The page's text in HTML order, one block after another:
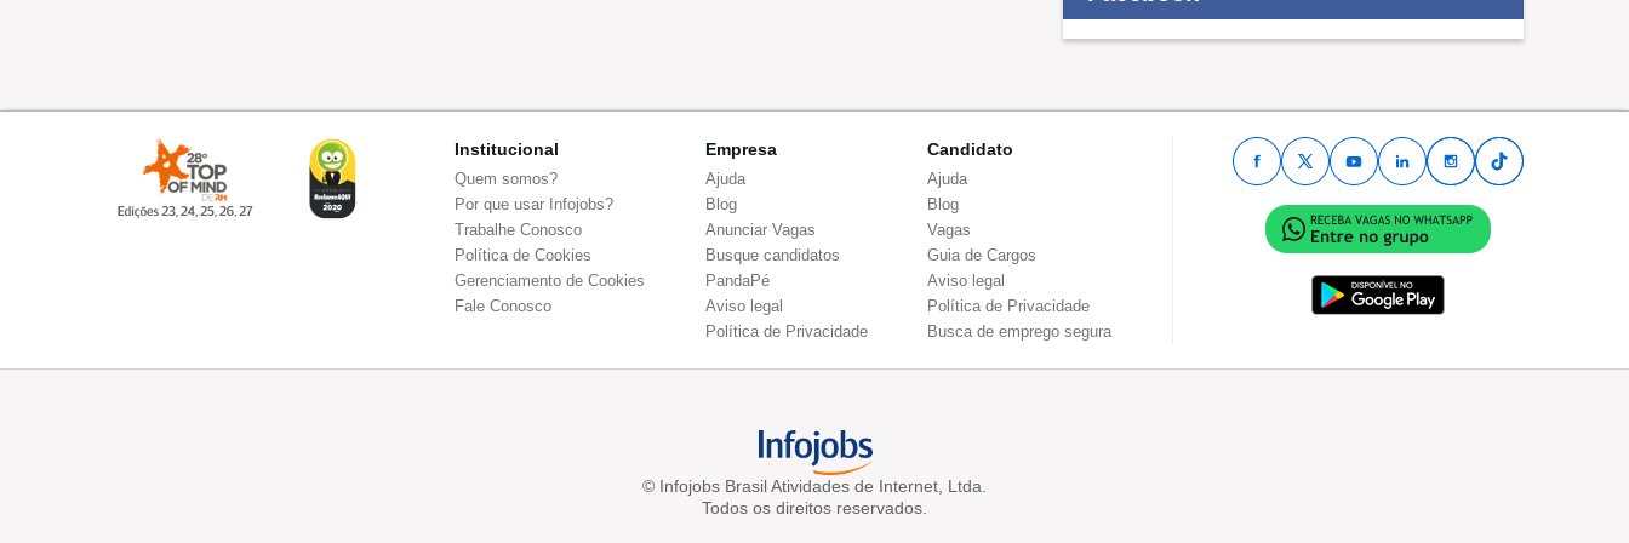
Institucional
Quem somos?
Por que usar Infojobs?
Trabalhe Conosco
Política de Cookies
Gerenciamento de Cookies
Fale Conosco
Empresa
Ajuda
Blog
Anunciar Vagas
Busque candidatos
PandaPé
Aviso legal
Política de Privacidade
Candidato
Ajuda
Blog
Vagas
Guia de Cargos
Aviso legal
Política de Privacidade
Busca de emprego segura
© Infojobs Brasil Atividades de Internet, Ltda.
Todos os direitos reservados.